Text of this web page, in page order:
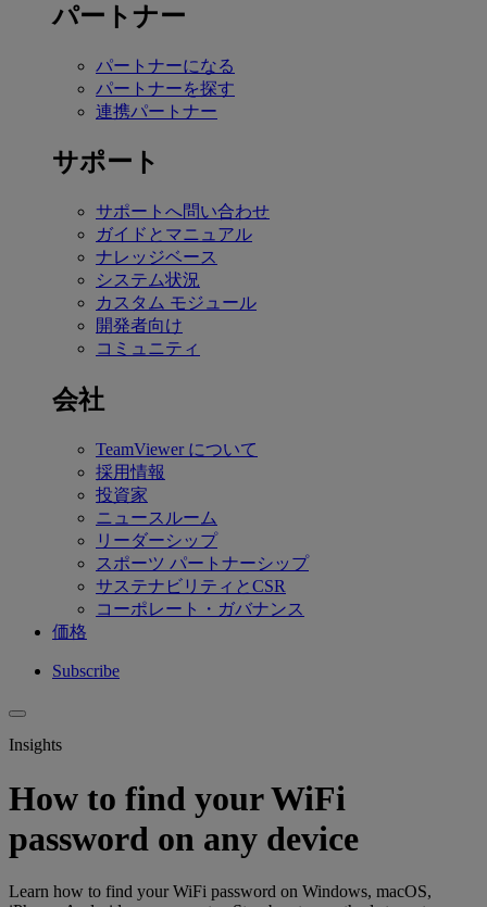
パートナー
パートナーになる
パートナーを探す
連携パートナー
サポート
サポートへ問い合わせ
ガイドとマニュアル
ナレッジベース
システム状況
カスタム モジュール
開発者向け
コミュニティ
会社
TeamViewer について
採用情報
投資家
ニュースルーム
リーダーシップ
スポーツ パートナーシップ
サステナビリティとCSR
コーポレート・ガバナンス
価格
Subscribe
Insights
How to find your WiFi
password on any device
Learn how to find your WiFi password on Windows, macOS,